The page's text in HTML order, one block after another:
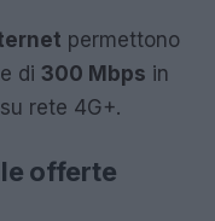
permettono
di 300 Mbps in
rete 4G+.
offerte